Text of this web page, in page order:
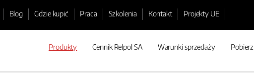
Blog Gdzie kupić Praca Szkolenia Kontakt Projekty UE
Produkty Cennik Relpol SA Warunki sprzedaży Pobierz